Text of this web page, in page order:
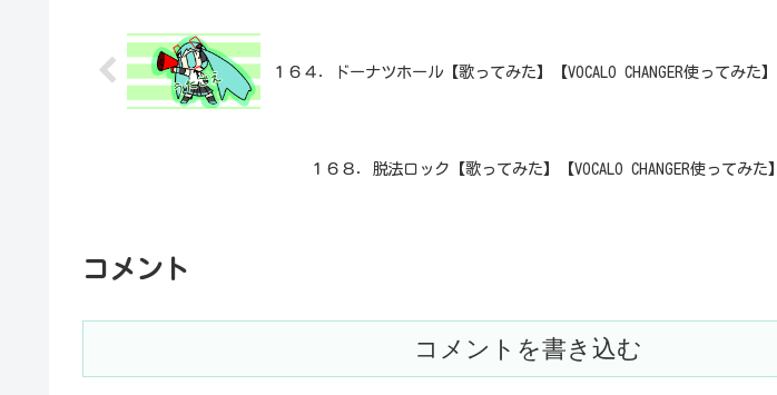
１６４．ドーナツホール【歌ってみた】【VOCALO CHANGER使ってみた】
１６８．脱法ロック【歌ってみた】【VOCALO CHANGER使ってみた】
コメント
コメントを書き込む